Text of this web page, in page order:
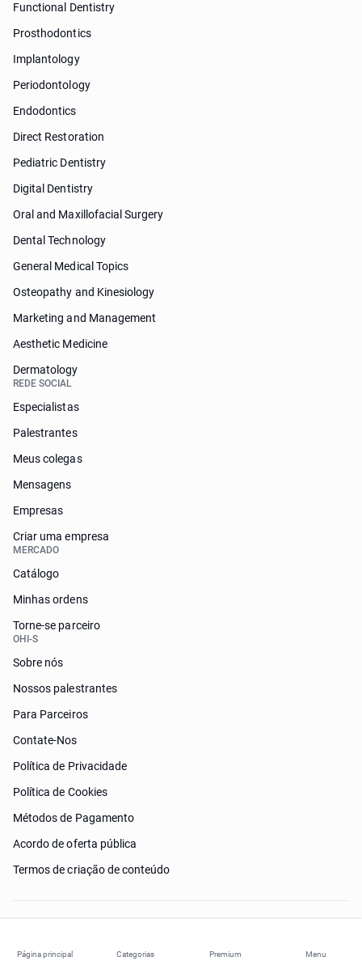
Página principal Categorias Premium Menu
Functional Dentistry
Prosthodontics
Implantology
Periodontology
Endodontics
Direct Restoration
Pediatric Dentistry
Digital Dentistry
Oral and Maxillofacial Surgery
Dental Technology
General Medical Topics
Osteopathy and Kinesiology
Marketing and Management
Aesthetic Medicine
Dermatology
REDE SOCIAL
Especialistas
Palestrantes
Meus colegas
Mensagens
Empresas
Criar uma empresa
MERCADO
Catálogo
Minhas ordens
Torne-se parceiro
OHI-S
Sobre nós
Nossos palestrantes
Para Parceiros
Contate-Nos
Política de Privacidade
Política de Cookies
Métodos de Pagamento
Acordo de oferta pública
Termos de criação de conteúdo
Preciso de ajuda?